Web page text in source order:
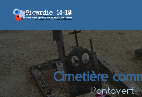
Cimetière
Pontavert